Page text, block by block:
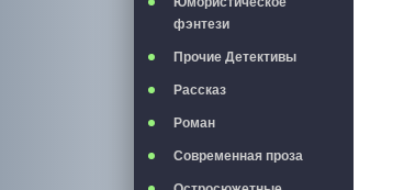
фэнтези
Прочие Детективы
Рассказ
Роман
Современная проза